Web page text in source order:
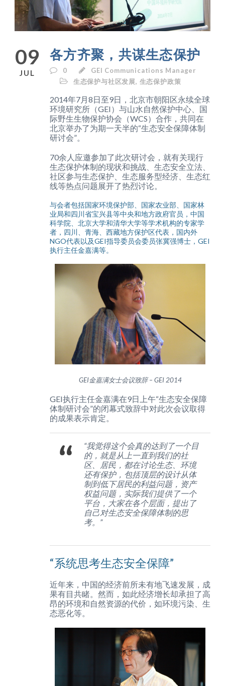
09
JUL
各方齐聚，共谋生态保护
0
GEI Communications Manager
生态保护与社区发展, 生态保护政策
2014年7月8日至9日，北京市朝阳区永续全球
环境研究所（GEI）与山水自然保护中心、国
际野生生物保护协会（WCS）合作，共同在
北京举办了为期一天半的“生态安全保障体制
研讨会”。
70余人应邀参加了此次研讨会，就有关现行
生态保护体制的现状和挑战、生态安全立法、
社区参与生态保护、生态服务型经济、生态红
线等热点问题展开了热烈讨论。
与会者包括国家环境保护部、国家农业部、国家林
业局和四川省宝兴县等中央和地方政府官员，中国
科学院、北京大学和清华大学等学术机构的专家学
者，四川、青海、西藏地方保护区代表，国内外
NGO代表以及GEI指导委员会委员张冀强博士，GEI
执行主任金嘉满等。
GEI金嘉满女士会议致辞 – GEI 2014
GEI执行主任金嘉满在9日上午“生态安全保障
体制研讨会”的闭幕式致辞中对此次会议取得
的成果表示肯定。
“我觉得这个会真的达到了一个目
的，就是从上一直到我们的社
区、居民，都在讨论生态、环境
还有保护，包括顶层的设计从体
制到低下居民的利益问题，资产
权益问题，实际我们提供了一个
平台，大家在各个层面，提出了
自己对生态安全保障体制的思
考。”
“系统思考生态安全保障”
近年来，中国的经济前所未有地飞速发展，成
果有目共睹。然而，如此经济增长却承担了高
昂的环境和自然资源的代价，如环境污染、生
态恶化等。